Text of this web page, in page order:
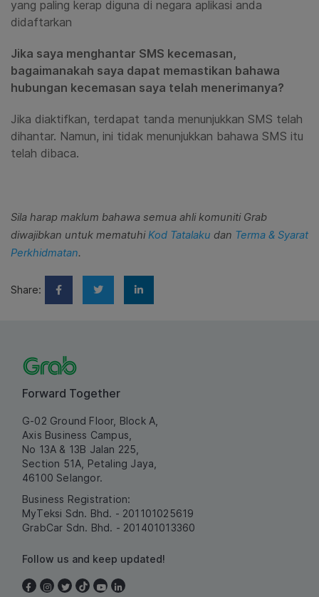
yang paling kerap diguna di negara aplikasi anda
didaftarkan
Jika saya menghantar SMS kecemasan,
bagaimanakah saya dapat memastikan bahawa
hubungan kecemasan saya telah menerimanya?
Jika diaktifkan, terdapat tanda menunjukkan SMS telah
dihantar. Namun, ini tidak menunjukkan bahawa SMS itu
telah dibaca.
Sila harap maklum bahawa semua ahli komuniti Grab
diwajibkan untuk mematuhiKod Tatalaku dan Terma & Syarat
Perkhidmatan.
Share:
Forward Together
G-02 Ground Floor, Block A,
Axis Business Campus,
No 13A & 13B Jalan 225,
Section 51A, Petaling Jaya,
46100 Selangor.
Business Registration:
MyTeksi Sdn. Bhd. - 201101025619
GrabCar Sdn. Bhd. - 201401013360
Follow us and keep updated!